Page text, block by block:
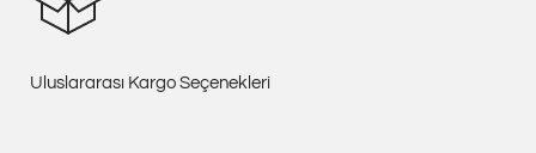
Uluslararası Kargo Seçenekleri